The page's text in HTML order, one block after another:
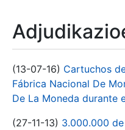
(13-07-16) Cartuchos
Fábrica Nacional De
De La Moneda durante
(27-11-13) 3.000.000